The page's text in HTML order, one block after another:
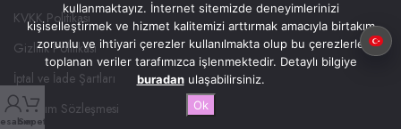
KVKK Politikası
Gizlilik Politikası
İptal ve İade Şartları
Kullanım Sözleşmesi
Sepet
kullanmaktayız. İnternet sitemizde deneyimlerinizi
kişiselleştirmek ve hizmet kalitemizi arttırmak amacıyla birtakım
zorunlu ve ihtiyari çerezler kullanılmakta olup bu çerezlerle
toplanan veriler tarafımızca işlenmektedir. Detaylı bilgiye
buradanulaşabilirsiniz.
Ok